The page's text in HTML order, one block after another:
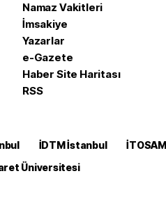
Namaz Vakitleri
İmsakiye
Yazarlar
e-Gazete
Haber Site Haritası
RSS
İDTM İstanbul İTOSAM
Üniversitesi